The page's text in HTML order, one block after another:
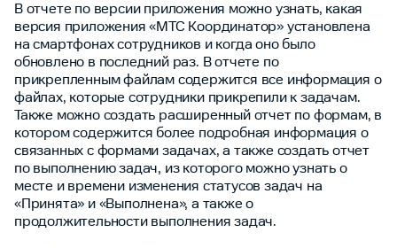
В отчете по версии приложения можно узнать, какая
версия приложения «МТС Координатор» установлена
на смартфонах сотрудников и когда оно было
обновлено в последний раз. В отчете по
прикрепленным файлам содержится все информация о
файлах, которые сотрудники прикрепили к задачам.
Также можно создать расширенный отчет по формам, в
котором содержится более подробная информация о
связанных с формами задачах, а также создать отчет
по выполнению задач, из которого можно узнать о
месте и времени изменения статусов задач на
«Принята» и «Выполнена», а также о
продолжительности выполнения задач.